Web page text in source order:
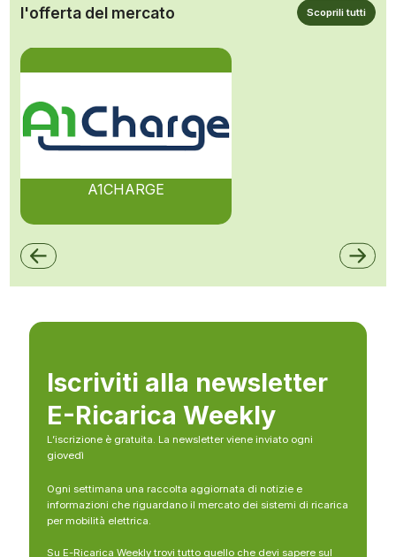
l'offerta del mercato Scoprili tutti
A1CHARGE
Iscriviti alla newsletter
E-Ricarica Weekly
L’iscrizione è gratuita. La newsletter viene inviato ogni
giovedì
Ogni settimana una raccolta aggiornata di notizie e
informazioni che riguardano il mercato dei sistemi di ricarica
per mobilità elettrica.
Su E-Ricarica Weekly trovi tutto quello che devi sapere sul